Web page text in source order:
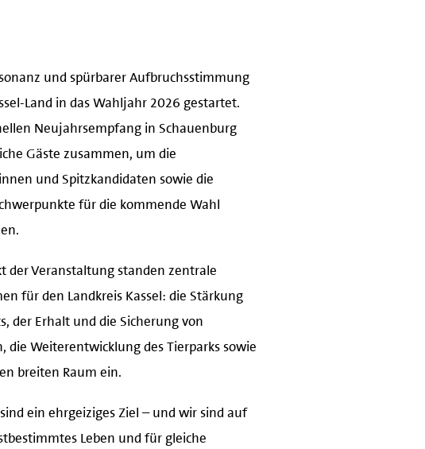
und spürbarer Aufbruchsstimmung
Land in das Wahljahr 2026 gestartet.
Neujahrsempfang in Schauenburg
Gäste zusammen, um die
und Spitzkandidaten sowie die
für die kommende Wahl
der Veranstaltung standen zentrale
für den Landkreis Kassel: die Stärkung
der Erhalt und die Sicherung von
die Weiterentwicklung des Tierparks sowie
breiten Raum ein.
ein ehrgeiziges Ziel – und wir sind auf
Leben und für gleiche